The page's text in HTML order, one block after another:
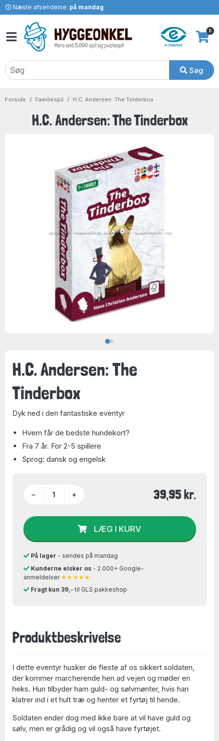
Næste afsendelse: på mandag
Søg
0
Forside Familiespil H.C. Andersen: The Tinderbox
H.C. Andersen: The Tinderbox
H.C. Andersen: The
Tinderbox
Dyk ned i den fantastiske eventyr
Hvem får de bedste hundekort?
Fra 7 år. For 2-5 spillere
Sprog: dansk og engelsk
− + 39,95 kr.
LÆG I KURV
På lager - sendes på mandag
Kunderne elsker os- 2.000+ Google-
anmeldelser ★★★★★
Fragt kun 39,- til GLS pakkeshop
Produktbeskrivelse
I dette eventyr husker de fleste af os sikkert soldaten,
der kommer marcherende hen ad vejen og møder en
heks. Hun tilbyder ham guld- og sølvmønter, hvis han
klatrer ind i et hult træ og henter et fyrtøj til hende.
Soldaten ender dog med ikke bare at vil have guld og
sølv, men er grådig og vil også have fyrtøjet.